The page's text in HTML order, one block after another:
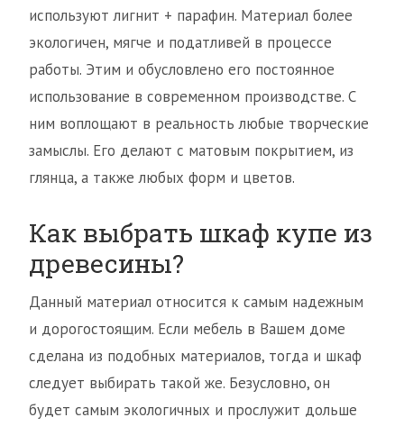
используют лигнит + парафин. Материал более
экологичен, мягче и податливей в процессе
работы. Этим и обусловлено его постоянное
использование в современном производстве. С
ним воплощают в реальность любые творческие
замыслы. Его делают с матовым покрытием, из
глянца, а также любых форм и цветов.
Как выбрать шкаф купе из
древесины?
Данный материал относится к самым надежным
и дорогостоящим. Если мебель в Вашем доме
сделана из подобных материалов, тогда и шкаф
следует выбирать такой же. Безусловно, он
будет самым экологичных и прослужит дольше